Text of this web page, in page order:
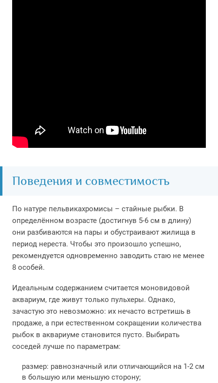
Поведения и совместимость
По натуре пельвикахромисы – стайные рыбки. В
определённом возрасте (достигнув 5-6 см в длину)
они разбиваются на пары и обустраивают жилища в
период нереста. Чтобы это произошло успешно,
рекомендуется одновременно заводить стаю не менее
8 особей.
Идеальным содержанием считается моновидовой
аквариум, где живут только пульхеры. Однако,
зачастую это невозможно: их нечасто встретишь в
продаже, а при естественном сокращении количества
рыбок в аквариуме становится пусто. Выбирать
соседей лучше по параметрам:
размер: равнозначный или отличающийся на 1-2 см
в большую или меньшую сторону;